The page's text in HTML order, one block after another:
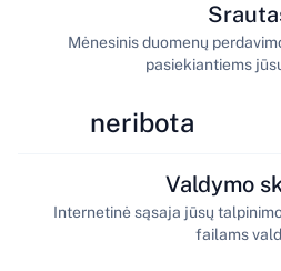
neribota
Mėnesinis duomenų
pasiekiantiems
Valdymo
Internetinė sąsaja jūsų
failams